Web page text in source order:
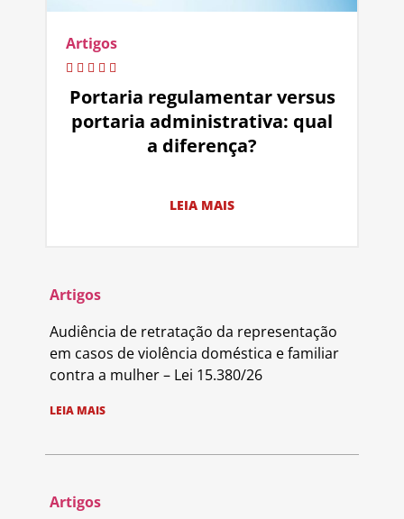
Artigos
Portaria regulamentar versus
portaria administrativa: qual
a diferença?
LEIA MAIS
Artigos
Audiência de retratação da representação
em casos de violência doméstica e familiar
contra a mulher – Lei 15.380/26
LEIA MAIS
Artigos